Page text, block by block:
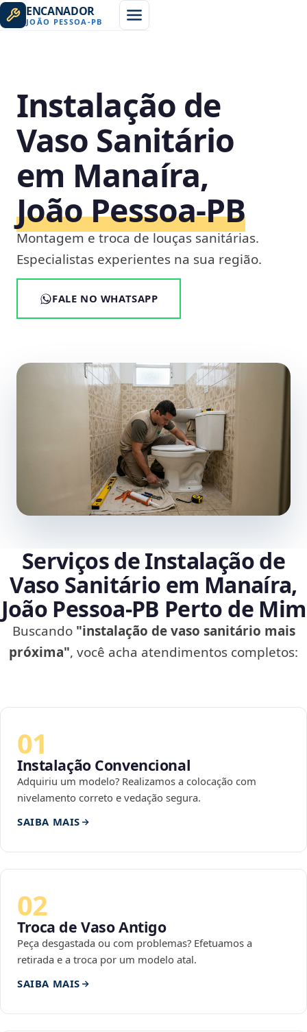
ENCANADOR
JOÃO PESSOA -PB
Instalação de
Vaso Sanitário
em Manaíra,
João Pessoa‑PB
Montagem e troca de louças sanitárias.
Especialistas experientes na sua região.
FALE NO WHATSAPP
Serviços de Instalação de
Vaso Sanitário em Manaíra,
João Pessoa‑PB Perto de Mim
Buscando "instalação de vaso sanitário mais
próxima", você acha atendimentos completos:
01
Instalação Convencional
Adquiriu um modelo? Realizamos a colocação com
nivelamento correto e vedação segura.
SAIBA MAIS
02
Troca de Vaso Antigo
Peça desgastada ou com problemas? Efetuamos a
retirada e a troca por um modelo atal.
SAIBA MAIS